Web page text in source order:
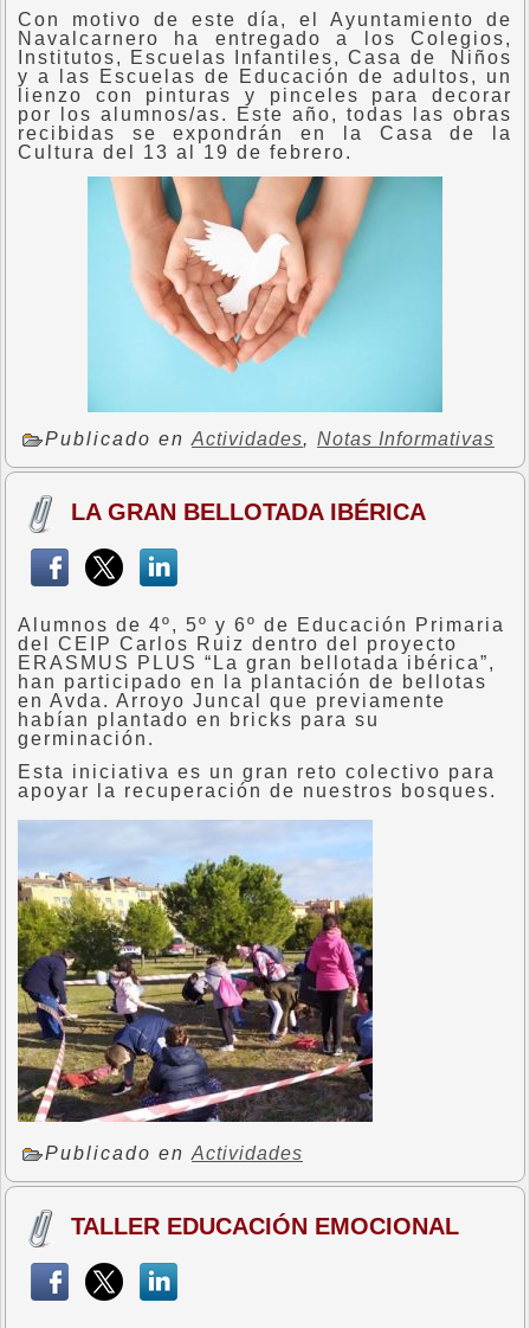
Con motivo de este día, el Ayuntamiento de
Navalcarnero ha entregado a los Colegios,
Institutos, Escuelas Infantiles, Casa de Niños
y a las Escuelas de Educación de adultos, un
lienzo con pinturas y pinceles para decorar
por los alumnos/as. Este año, todas las obras
recibidas se expondrán en la Casa de la
Cultura del 13 al 19 de febrero.
Publicado en Actividades, Notas Informativas
LA GRAN BELLOTADA IBÉRICA
Alumnos de 4º, 5º y 6º de Educación Primaria
del CEIP Carlos Ruiz dentro del proyecto
ERASMUS PLUS “La gran bellotada ibérica”,
han participado en la plantación de bellotas
en Avda. Arroyo Juncal que previamente
habían plantado en bricks para su
germinación.
Esta iniciativa es un gran reto colectivo para
apoyar la recuperación de nuestros bosques.
Publicado en Actividades
TALLER EDUCACIÓN EMOCIONAL